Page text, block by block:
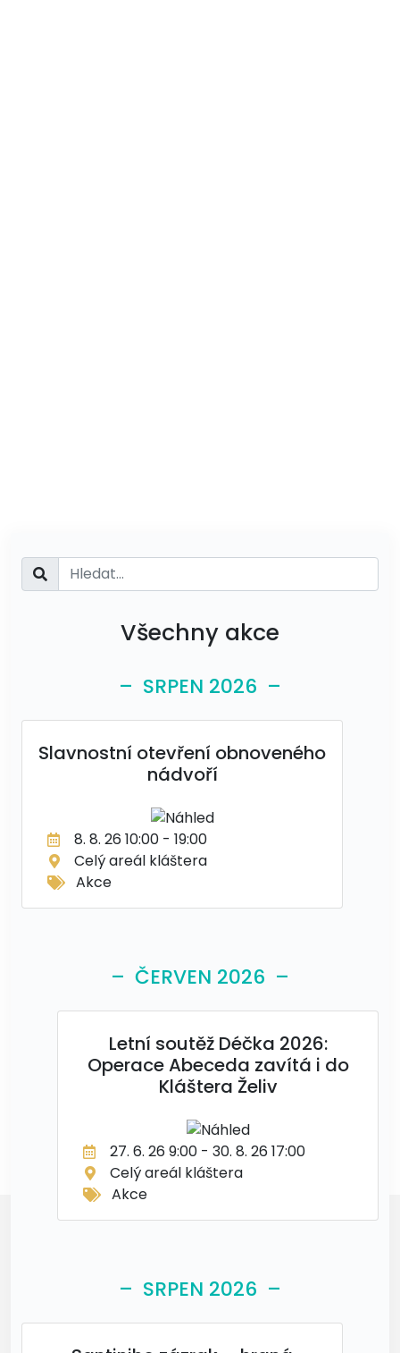
Všechny akce
– SRPEN 2026 –
Slavnostní otevření obnoveného
nádvoří
8. 8. 26 10:00 - 19:00
Celý areál kláštera
Akce
– ČERVEN 2026 –
Letní soutěž Déčka 2026:
Operace Abeceda zavítá i do
Kláštera Želiv
27. 6. 26 9:00 - 30. 8. 26 17:00
Celý areál kláštera
Akce
– SRPEN 2026 –